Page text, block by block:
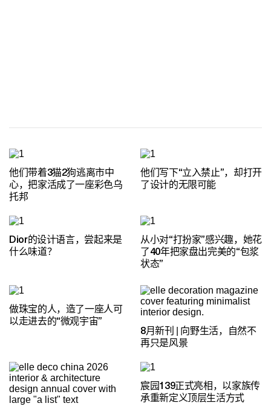
他们带着3猫2狗逃离市中
心，把家活成了一座彩色乌
托邦
他们写下“立入禁止”，却打开
了设计的无限可能
Dior的设计语言，尝起来是
什么味道？
从小对“打扮家”感兴趣，她花
了40年把家盘出完美的“包浆
状态”
做珠宝的人，造了一座人可
以走进去的“微观宇宙”
8月新刊 | 向野生活，自然不
再只是风景
宸园139正式亮相，以家族传
承重新定义顶层生活方式